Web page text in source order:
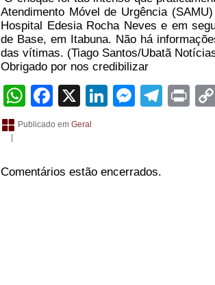
Atendimento Móvel de Urgência
Hospital Edesia Rocha Neves e em
de Base, em Itabuna. Não há
das vítimas. (Tiago Santos/Ubatã
Obrigado por nos credibilizar
WhatsApp
Facebook
X LinkedIn
Publicado em Geral
Comentários estão encerrados.